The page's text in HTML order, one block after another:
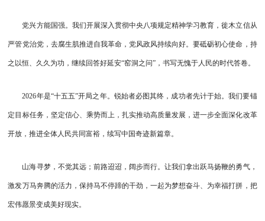
党兴方能国强。我们开展深入贯彻中央八项规定精神学习教育，徙木立信从
严管党治党，去腐生肌推进自我革命，党风政风持续向好。要砥砺初心使命，持
之以恒、久久为功，继续回答好延安“窑洞之问”，书写无愧于人民的时代答卷。
2026年是“十五五”开局之年。锐始者必图其终，成功者先计于始。我们要锚
定目标任务，坚定信心、乘势而上，扎实推动高质量发展，进一步全面深化改革
开放，推进全体人民共同富裕，续写中国奇迹新篇章。
山海寻梦，不觉其远；前路迢迢，阔步而行。让我们拿出跃马扬鞭的勇气，
激发万马奔腾的活力，保持马不停蹄的干劲，一起为梦想奋斗、为幸福打拼，把
宏伟愿景变成美好现实。